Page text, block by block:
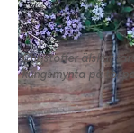
Christoffer älskar
kungsmynta på